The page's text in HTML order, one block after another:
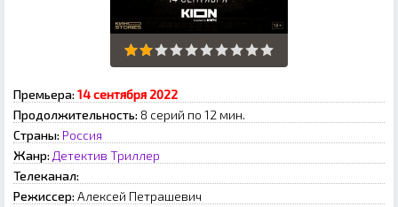
Премьера: 14 сентября 2022
Продолжительность: 8 серий по 12 мин.
Страны: Россия
Жанр: Детектив Триллер
Телеканал:
Режиссер: Алексей Петрашевич